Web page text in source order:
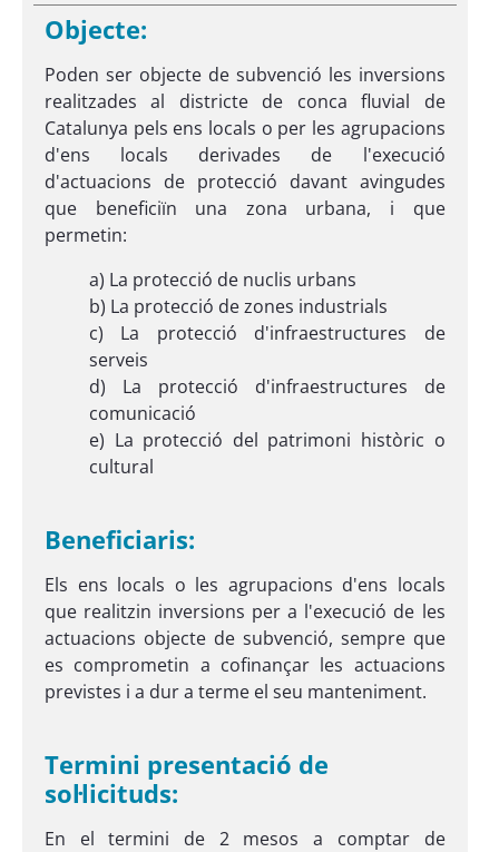
Objecte:
Poden ser objecte de subvenció les inversions
realitzades al districte de conca fluvial de
Catalunya pels ens locals o per les agrupacions
d'ens locals derivades de l'execució
d'actuacions de protecció davant avingudes
que beneficiïn una zona urbana, i que
permetin:
a) La protecció de nuclis urbans
b) La protecció de zones industrials
c) La protecció d'infraestructures de
serveis
d) La protecció d'infraestructures de
comunicació
e) La protecció del patrimoni històric o
cultural
Beneficiaris:
Els ens locals o les agrupacions d'ens locals
que realitzin inversions per a l'execució de les
actuacions objecte de subvenció, sempre que
es comprometin a cofinançar les actuacions
previstes i a dur a terme el seu manteniment.
Termini presentació de
sol·licituds:
En el termini de 2 mesos a comptar de